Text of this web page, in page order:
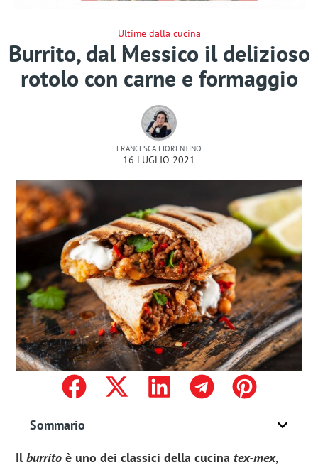
Ultime dalla cucina
Burrito, dal Messico il delizioso
rotolo con carne e formaggio
FRANCESCA FIORENTINO
16 LUGLIO 2021
Sommario
Ilburrito è uno dei classici della cucinatex-mex,